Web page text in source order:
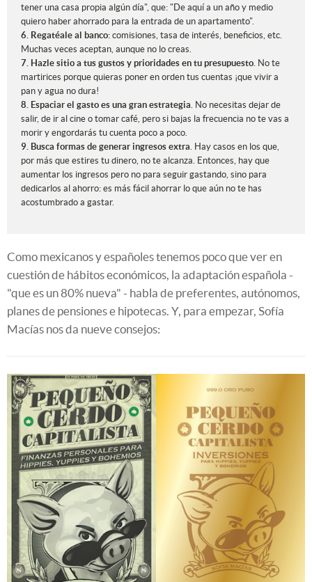
tener una casa propia algún día", que: "De aquí a un año y medio
quiero haber ahorrado para la entrada de un apartamento".
6. Regatéale al banco: comisiones, tasa de interés, beneficios, etc.
Muchas veces aceptan, aunque no lo creas.
7. Hazle sitio a tus gustos y prioridades en tu presupuesto . No te
martirices porque quieras poner en orden tus cuentas ¡que vivir a
pan y agua no dura!
8. Espaciar el gasto es una gran estrategia . No necesitas dejar de
salir, de ir al cine o tomar café, pero si bajas la frecuencia no te vas a
morir y engordarás tu cuenta poco a poco.
9. Busca formas de generar ingresos extra . Hay casos en los que,
por más que estires tu dinero, no te alcanza. Entonces, hay que
aumentar los ingresos pero no para seguir gastando, sino para
dedicarlos al ahorro: es más fácil ahorrar lo que aún no te has
acostumbrado a gastar.
Como mexicanos y españoles tenemos poco que ver en
cuestión de hábitos económicos, la adaptación española -
"que es un 80% nueva" - habla de preferentes, autónomos,
planes de pensiones e hipotecas. Y, para empezar, Sofía
Macías nos da nueve consejos: